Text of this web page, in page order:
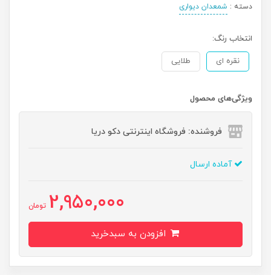
دسته : شمعدان دیواری
انتخاب رنگ:
نقره ای طلایی
ویژگی‌های محصول
فروشنده: فروشگاه اینترنتی دکو دریا
آماده ارسال
2,950,000 تومان